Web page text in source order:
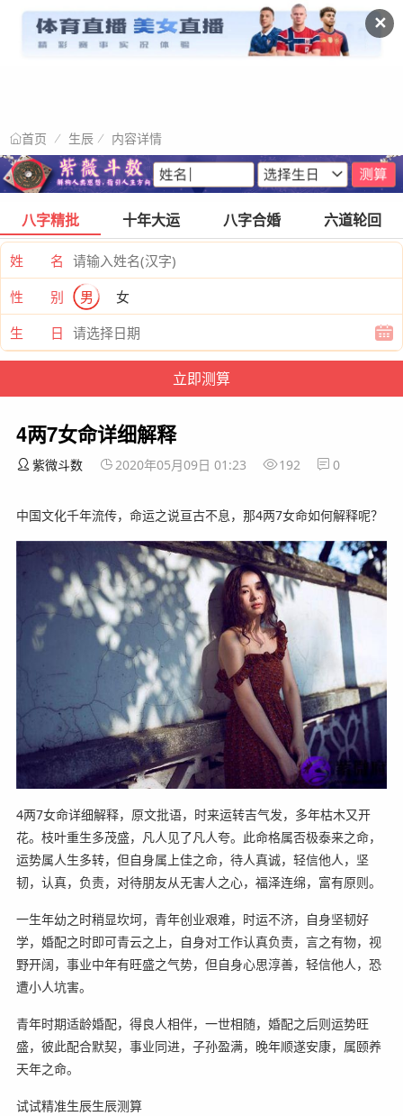
✕
首页 生辰 内容详情
八字精批 十年大运 八字合婚 六道轮回
姓 名
性 别
男
女
生 日
4两7女命详细解释
紫微斗数 2020年05月09日 01:23 192 0
中国文化千年流传，命运之说亘古不息，那4两7女命如何解释呢？
4两7女命详细解释，原文批语，时来运转吉气发，多年枯木又开
花。枝叶重生多茂盛，凡人见了凡人夸。此命格属否极泰来之命，
运势属人生多转，但自身属上佳之命，待人真诚，轻信他人，坚
韧，认真，负责，对待朋友从无害人之心，福泽连绵，富有原则。
一生年幼之时稍显坎坷，青年创业艰难，时运不济，自身坚韧好
学，婚配之时即可青云之上，自身对工作认真负责，言之有物，视
野开阔，事业中年有旺盛之气势，但自身心思淳善，轻信他人，恐
遭小人坑害。
青年时期适龄婚配，得良人相伴，一世相随，婚配之后则运势旺
盛，彼此配合默契，事业同进，子孙盈满，晚年顺遂安康，属颐养
天年之命。
试试精准生辰生辰测算